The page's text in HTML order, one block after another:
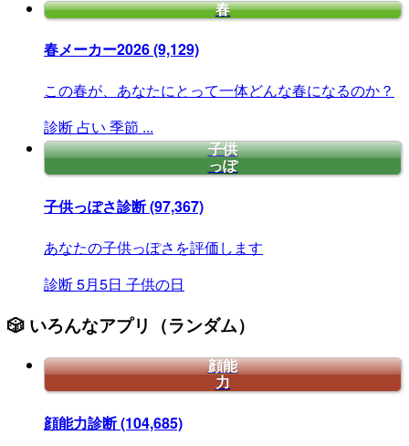
春
春メーカー2026(9,129)
この春が、あなたにとって一体どんな春になるのか？
診断 占い 季節 ...
子供
っぽ
子供っぽさ診断(97,367)
あなたの子供っぽさを評価します
診断5月5日 子供の日
🎲 いろんなアプリ（ランダム）
顔能
力
顔能力診断(104,685)